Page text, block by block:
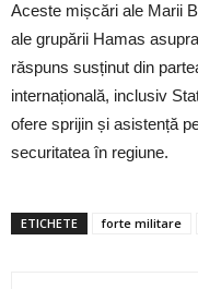
Aceste mișcări ale Marii
ale grupării Hamas
răspuns susținut din
internațională, inclusiv
ofere sprijin și asistență
securitatea în regiune.
ETICHETE forte militare